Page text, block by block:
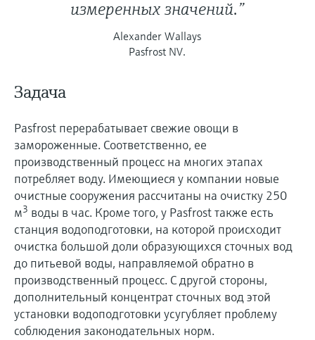
измеренных значений.”
Alexander Wallays
Pasfrost NV.
Задача
Pasfrost перерабатывает свежие овощи в
замороженные. Соответственно, ее
производственный процесс на многих этапах
потребляет воду. Имеющиеся у компании новые
очистные сооружения рассчитаны на очистку 250
м3 воды в час. Кроме того, у Pasfrost также есть
станция водоподготовки, на которой происходит
очистка большой доли образующихся сточных вод
до питьевой воды, направляемой обратно в
производственный процесс. С другой стороны,
дополнительный концентрат сточных вод этой
установки водоподготовки усугубляет проблему
соблюдения законодательных норм.